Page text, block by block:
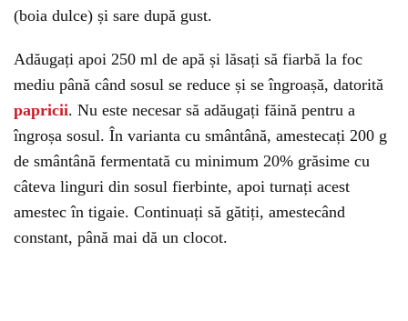
(boia dulce) și sare după gust.
Adăugați apoi 250 ml de apă și lăsați să fiarbă la foc
mediu până când sosul se reduce și se îngroașă, datorită
papricii. Nu este necesar să adăugați făină pentru a
îngroșa sosul. În varianta cu smântână, amestecați 200 g
de smântână fermentată cu minimum 20% grăsime cu
câteva linguri din sosul fierbinte, apoi turnați acest
amestec în tigaie. Continuați să gătiți, amestecând
constant, până mai dă un clocot.